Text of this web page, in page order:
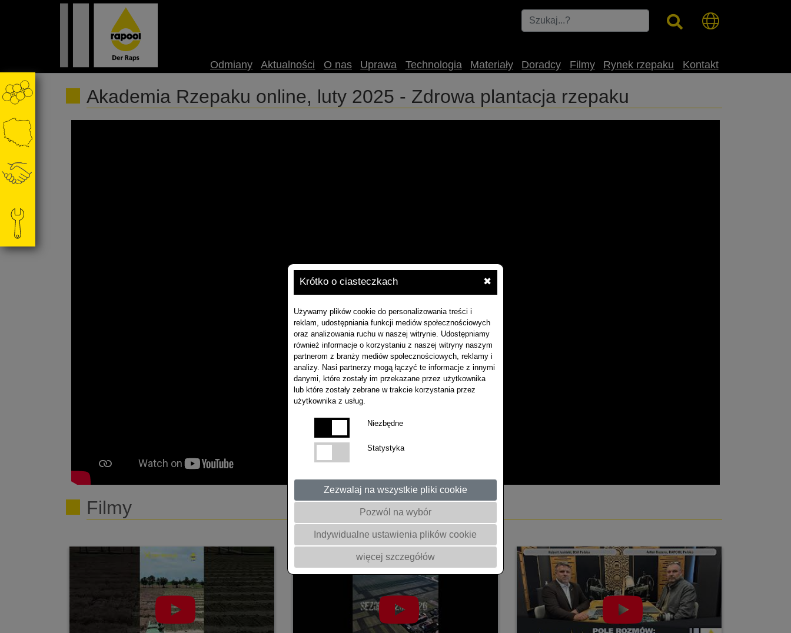
Krótko o ciasteczkach ✖
Używamy plików cookie do personalizowania treści i
reklam, udostępniania funkcji mediów społecznościowych
oraz analizowania ruchu w naszej witrynie. Udostępniamy
również informacje o korzystaniu z naszej witryny naszym
partnerom z branży mediów społecznościowych, reklamy i
analizy. Nasi partnerzy mogą łączyć te informacje z innymi
danymi, które zostały im przekazane przez użytkownika
lub które zostały zebrane w trakcie korzystania przez
użytkownika z usług.
Niezbędne
Statystyka
Zezwalaj na wszystkie pliki cookie
Pozwól na wybór
Indywidualne ustawienia plików cookie
więcej szczegółów
Odmiany Aktualności O nas Uprawa Technologia Materiały Doradcy Filmy Rynek rzepaku Kontakt
Akademia Rzepaku online, luty 2025 - Zdrowa plantacja rzepaku
Filmy